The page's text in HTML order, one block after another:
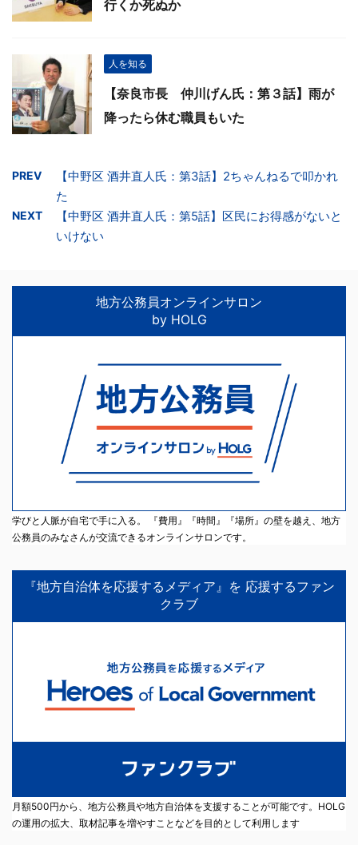
行くか死ぬか
人を知る
【奈良市長 仲川げん氏：第３話】雨が
降ったら休む職員もいた
PREV
【中野区 酒井直人氏：第3話】2ちゃんねるで叩かれ
た
NEXT
【中野区 酒井直人氏：第5話】区民にお得感がないと
いけない
地方公務員オンラインサロン
by HOLG
学びと人脈が自宅で手に入る。 『費用』『時間』『場所』の壁を越え、地方
公務員のみなさんが交流できるオンラインサロンです。
『地方自治体を応援するメディア』を 応援するファン
クラブ
月額500円から、地方公務員や地方自治体を支援することが可能です。HOLG
の運用の拡大、取材記事を増やすことなどを目的として利用します